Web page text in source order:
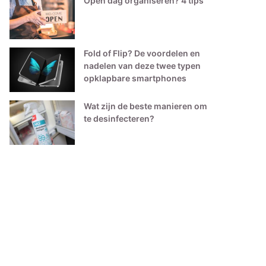
Fold of Flip? De voordelen en
nadelen van deze twee typen
opklapbare smartphones
Wat zijn de beste manieren om
te desinfecteren?